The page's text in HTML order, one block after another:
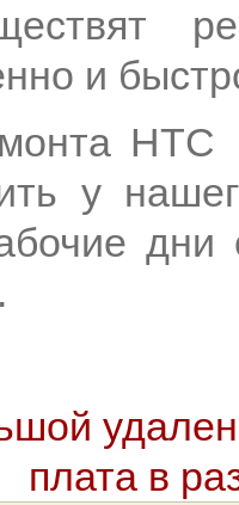
и
у
плата в